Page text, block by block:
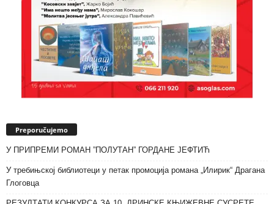
Preporučujemo
У ПРИПРЕМИ РОМАН ”ПОЛУТАН” ГОРДАНЕ ЈЕФТИЋ
У требињској библиотеци у петак промоција романа „Илирик“ Драгана
Глоговца